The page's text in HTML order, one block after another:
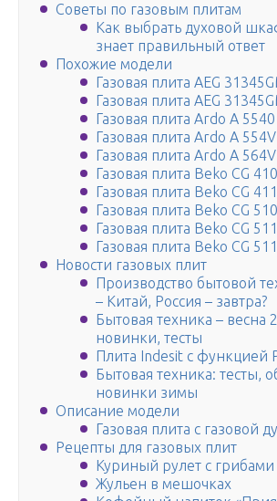
Советы по газовым плитам
Как выбрать духовой
знает правильный ответ
Похожие модели
Газовая плита AEG
Газовая плита AEG
Газовая плита Ardo A 5540
Газовая плита Ardo A
Газовая плита Ardo A
Газовая плита Beko CG
Газовая плита Beko CG
Газовая плита Beko CG
Газовая плита Beko CG
Газовая плита Beko CG
Новости газовых плит
Производство бытовой
– Китай, Россия – завтра?
Бытовая техника – весна
новинки, тесты
Плита Indesit с функцией
Бытовая техника: тесты,
новинки зимы
Описание модели
Газовая плита с газовой
Рецепты для газовых плит
Куриный рулет с грибами
Жульен в мешочках